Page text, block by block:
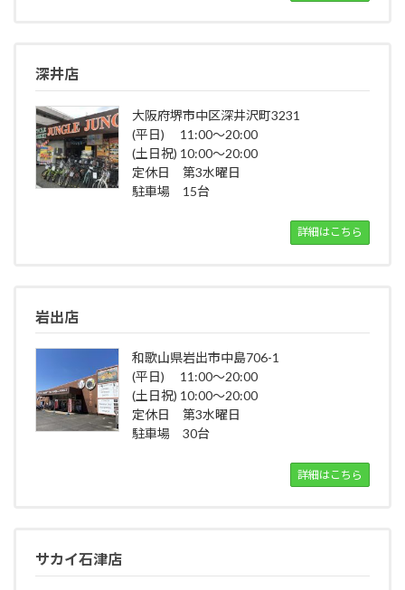
深井店
大阪府堺市中区深井沢町3231
(平日) 11:00～20:00
(土日祝) 10:00～20:00
定休日 第3水曜日
駐車場 15台
詳細はこちら
岩出店
和歌山県岩出市中島706-1
(平日) 11:00～20:00
(土日祝) 10:00～20:00
定休日 第3水曜日
駐車場 30台
詳細はこちら
サカイ石津店